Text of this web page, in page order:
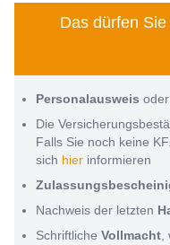
Das dürfen
Personalausweis
Die
Falls Sie noch keine
sich hier informieren
Nachweis der letzten
Schriftliche Vollmacht